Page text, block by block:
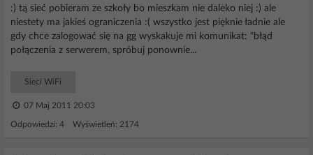
:) tą sieć pobieram ze szkoły bo mieszkam nie daleko niej :) ale
niestety ma jakieś ograniczenia :( wszystko jest pięknie ładnie ale
gdy chce zalogować się na gg wyskakuje mi komunikat: "błąd
połączenia z serwerem, spróbuj ponownie...
Sieci WiFi
07 Maj 2011 20:03
Odpowiedzi: 4 Wyświetleń: 2174